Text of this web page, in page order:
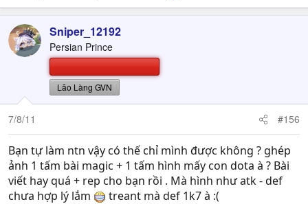
Sniper_12192
Persian Prince
Lão Làng GVN
7/8/11 #156
Bạn tự làm ntn vậy có thế chỉ mình được không ? ghép
ảnh 1 tấm bài magic + 1 tấm hình mấy con dota à ? Bài
viết hay quá + rep cho bạn rồi . Mà hình như atk - def
chưa hợp lý lắm
treant mà def 1k7 à :(